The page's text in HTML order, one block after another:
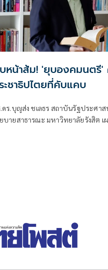
หน้าส้ม! 'ยุบองคมนตรี'
ะชาธิปไตยที่คับแคบ
ดร.บุญส่ง ชเลธร สถาบันรัฐประศา
บายสาธารณะ มหาวิทยาลัยรังสิต